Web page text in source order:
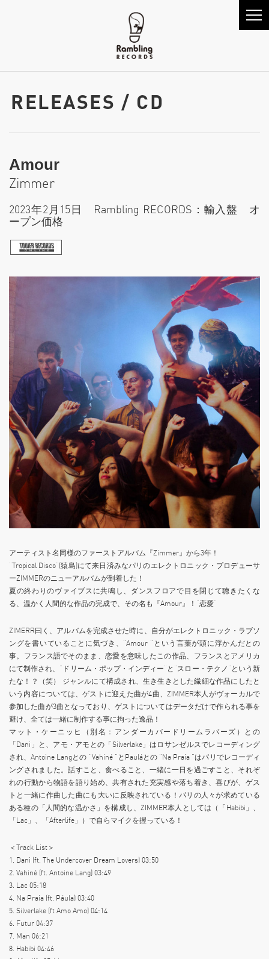
RELEASES / CD
Amour
Zimmer
2023年2月15日 Rambling RECORDS：輸入盤 オ
ープン価格
アーティスト名同様のファーストアルバム『Zimmer』から3年！
“Tropical Disco”(猿島)にて来日済みなパリのエレクトロニック・プロデューサ
ーZIMMERのニューアルバムが到着した！
夏の終わりのヴァイブスに共鳴し、ダンスフロアで目を閉じて聴きたくな
る、温かく人間的な作品の完成で、その名も『Amour』！“恋愛”
ZIMERR曰く、アルバムを完成させた時に、自分がエレクトロニック・ラブソ
ングを書いていることに気づき、“Amour ”という言葉が頭に浮かんだとの
事。フランス語でそのまま、恋愛を意味したこの作品、フランスとアメリカ
にて制作され、“ドリーム・ポップ・インディー”と“スロー・テクノ”という新
たな！？（笑） ジャンルにて構成され、生き生きとした繊細な作品にしたと
いう内容については、ゲストに迎えた曲が4曲、ZIMMER本人がヴォーカルで
参加した曲が3曲となっており、ゲストについてはデータだけで作られる事を
避け、全ては一緒に制作する事に拘った逸品！
マット・ケーニッヒ（別名：アンダーカバードリームラバーズ）との
「Dani」と、アモ・アモとの「Silverlake」はロサンゼルスでレコーディング
され、Antoine Langとの “Vahiné “とPauláとの “Na Praia “はパリでレコーディ
ングされました。話すこと、食べること、一緒に一日を過ごすこと、それぞ
れの行動から物語を語り始め、共有された充実感や落ち着き、喜びが、ゲス
トと一緒に作曲した曲にも大いに反映されている！パリの人々が求めている
ある種の「人間的な温かさ」を構成し、ZIMMER本人としては（「Habibi」、
「Lac」、「Afterlife」）で自らマイクを握っている！
＜Track List＞
1. Dani (ft. The Undercover Dream Lovers) 03:50
2. Vahiné (ft. Antoine Lang) 03:49
3. Lac 05:18
4. Na Praia (ft. Páula) 03:40
5. Silverlake (ft Amo Amo) 04:14
6. Futur 04:37
7. Man 06:21
8. Habibi 04:46